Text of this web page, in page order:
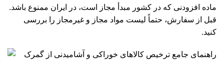
ماده افزودنی که در کشور مبدأ مجاز است، در ایران ممنوع باشد.
قبل از سفارش، حتماً لیست مواد مجاز و غیرمجاز را بررسی
کنید.